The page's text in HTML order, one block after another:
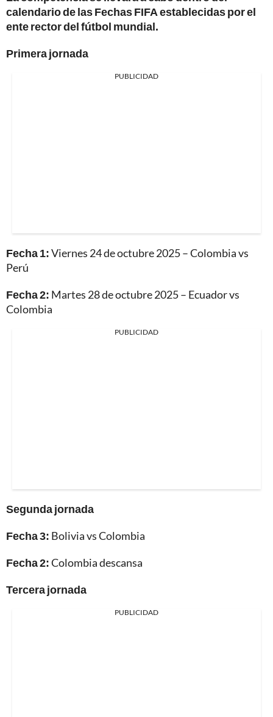
calendario de las Fechas FIFA establecidas por el
ente rector del fútbol mundial.
Primera jornada
PUBLICIDAD
Fecha 1:Viernes 24 de octubre 2025 – Colombia vs
Perú
Fecha 2: Martes 28 de octubre 2025 – Ecuador vs
Colombia
PUBLICIDAD
Segunda jornada
Fecha 3: Bolivia vs Colombia
Fecha 2:Colombia descansa
Tercera jornada
PUBLICIDAD